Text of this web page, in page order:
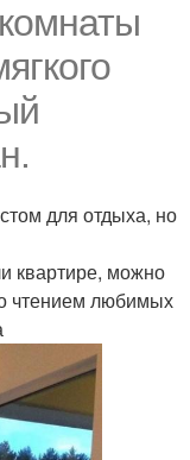
для отдыха, но
квартире, можно
чтением любимых